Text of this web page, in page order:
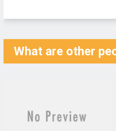
What are other